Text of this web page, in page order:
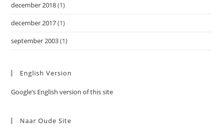
december 2018(1)
december 2017(1)
september 2003(1)
English Version
Google’s English version of this site
Naar Oude Site